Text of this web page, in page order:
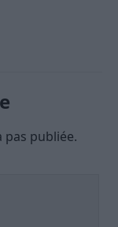
pas publiée.